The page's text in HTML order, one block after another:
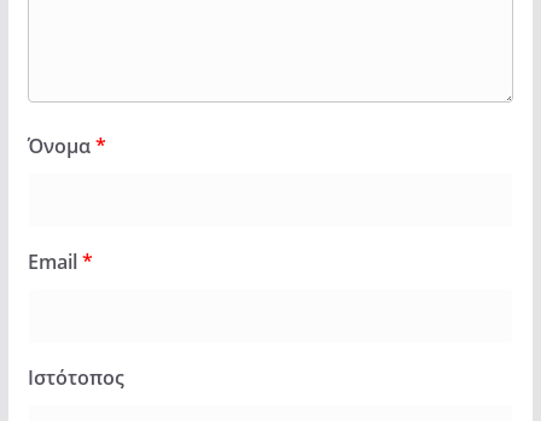
Όνομα*
Email*
Ιστότοπος